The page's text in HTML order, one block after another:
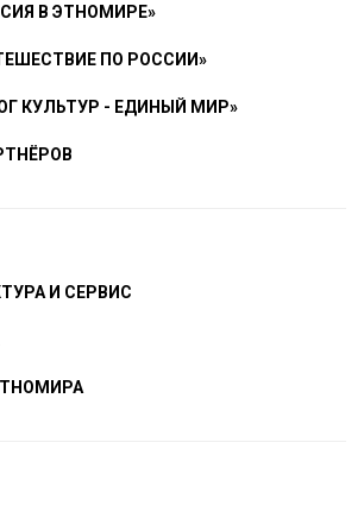
В ЭТНОМИРЕ»
ПО РОССИИ»
КУЛЬТУР - ЕДИНЫЙ МИР»
И СЕРВИС